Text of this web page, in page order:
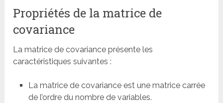
Propriétés de la matrice de
covariance
La matrice de covariance présente les
caractéristiques suivantes :
La matrice de covariance est une matrice carrée
de l’ordre du nombre de variables.